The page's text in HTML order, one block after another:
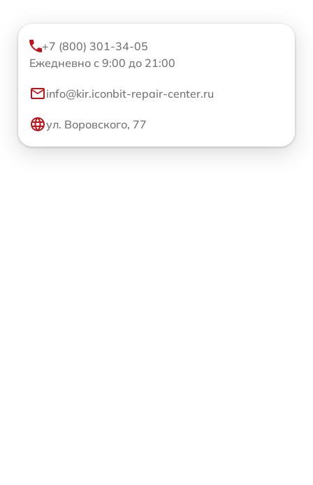
+7 (800) 301-34-05
Ежедневно с 9:00 до 21:00
info@kir.iconbit-repair-center.ru
ул. Воровского, 77